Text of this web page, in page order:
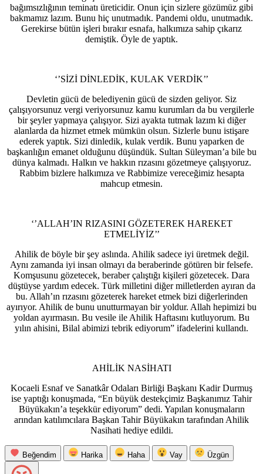
bağımsızlığının teminatı üreticidir. Onun için sizlere gözümüz gibi
bakmamız lazım. Bunu hiç unutmadık. Pandemi oldu, unutmadık.
Gerekirse bütün işleri bırakır esnafa, halkımıza sahip çıkarız
demiştik. Öyle de yaptık.
‘’SİZİ DİNLEDİK, KULAK VERDİK’’
Devletin gücü de belediyenin gücü de sizden geliyor. Siz
çalışıyorsunuz vergi veriyorsunuz kamu kurumları da bu vergilerle
bir şeyler yapmaya çalışıyor. Sizi ayakta tutmak lazım ki diğer
alanlarda da hizmet etmek mümkün olsun. Sizlerle bunu istişare
ederek yaptık. Sizi dinledik, kulak verdik. Bunu yaparken de
başkanlığın emanet olduğunu düşündük. Sultan Süleyman’a bile bu
dünya kalmadı. Halkın ve hakkın rızasını gözetmeye çalışıyoruz.
Rabbim bizlere halkımıza ve Rabbimize vereceğimiz hesapta
mahcup etmesin.
‘’ALLAH’IN RIZASINI GÖZETEREK HAREKET
ETMELİYİZ’’
Ahilik de böyle bir şey aslında. Ahilik sadece iyi üretmek değil.
Aynı zamanda iyi insan olmayı da beraberinde götüren bir felsefe.
Komşusunu gözetecek, beraber çalıştığı kişileri gözetecek. Dara
düştüyse yardım edecek. Türk milletini diğer milletlerden ayıran da
bu. Allah’ın rızasını gözeterek hareket etmek bizi diğerlerinden
ayırıyor. Ahilik de bunu unutturmayan bir yoldur. Allah hepimizi bu
yoldan ayırmasın. Bu vesile ile Ahilik Haftasını kutluyorum. Bu
yılın ahisini, Bilal abimizi tebrik ediyorum” ifadelerini kullandı.
AHİLİK NASİHATI
Kocaeli Esnaf ve Sanatkâr Odaları Birliği Başkanı Kadir Durmuş
ise yaptığı konuşmada, “En büyük destekçimiz Başkanımız Tahir
Büyükakın’a teşekkür ediyorum” dedi. Yapılan konuşmaların
arından katılımcılara Başkan Tahir Büyükakın tarafından Ahilik
Nasihati hediye edildi.
Beğendim Harika Haha Vay Üzgün